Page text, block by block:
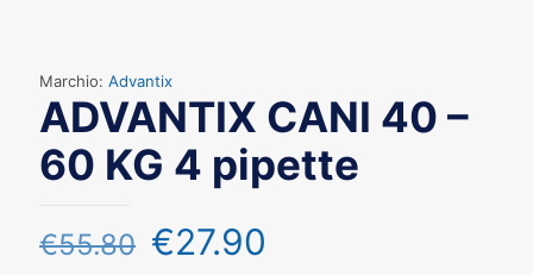
Marchio: Advantix
ADVANTIX CANI 40 –
60 KG 4 pipette
€55.80 €27.90